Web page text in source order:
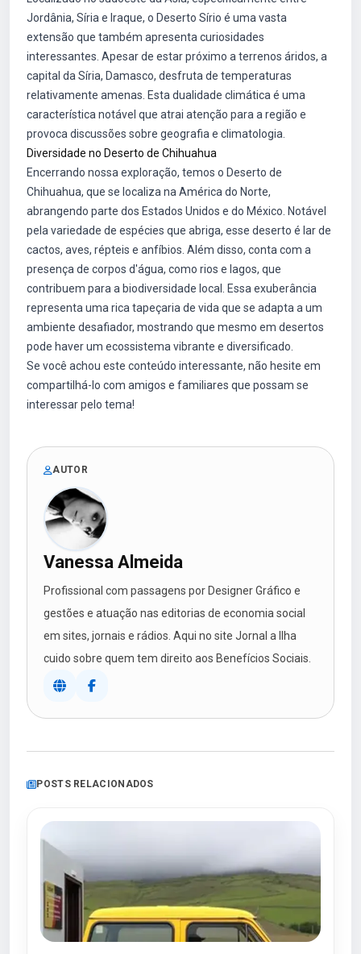
Jordânia, Síria e Iraque, o Deserto Sírio é uma vasta
extensão que também apresenta curiosidades
interessantes. Apesar de estar próximo a terrenos áridos, a
capital da Síria, Damasco, desfruta de temperaturas
relativamente amenas. Esta dualidade climática é uma
característica notável que atrai atenção para a região e
provoca discussões sobre geografia e climatologia.
Diversidade no Deserto de Chihuahua
Encerrando nossa exploração, temos o Deserto de
Chihuahua, que se localiza na América do Norte,
abrangendo parte dos Estados Unidos e do México. Notável
pela variedade de espécies que abriga, esse deserto é lar de
cactos, aves, répteis e anfíbios. Além disso, conta com a
presença de corpos d'água, como rios e lagos, que
contribuem para a biodiversidade local. Essa exuberância
representa uma rica tapeçaria de vida que se adapta a um
ambiente desafiador, mostrando que mesmo em desertos
pode haver um ecossistema vibrante e diversificado.
Se você achou este conteúdo interessante, não hesite em
compartilhá-lo com amigos e familiares que possam se
interessar pelo tema!
AUTOR
Vanessa Almeida
Profissional com passagens por Designer Gráfico e
gestões e atuação nas editorias de economia social
em sites, jornais e rádios. Aqui no site Jornal a Ilha
cuido sobre quem tem direito aos Benefícios Sociais.
POSTS RELACIONADOS